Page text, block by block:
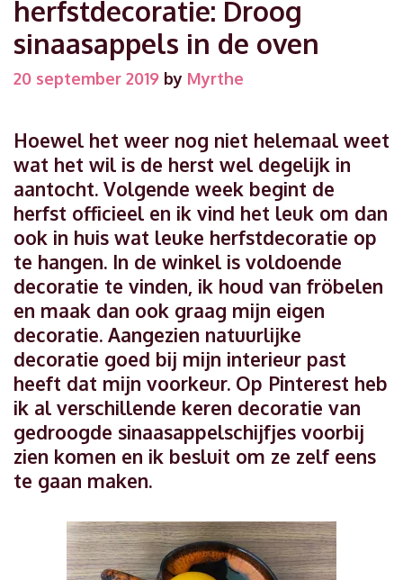
herfstdecoratie: Droog
sinaasappels in de oven
20 september 2019 by Myrthe
Hoewel het weer nog niet helemaal weet
wat het wil is de herst wel degelijk in
aantocht. Volgende week begint de
herfst officieel en ik vind het leuk om dan
ook in huis wat leuke herfstdecoratie op
te hangen. In de winkel is voldoende
decoratie te vinden, ik houd van fröbelen
en maak dan ook graag mijn eigen
decoratie. Aangezien natuurlijke
decoratie goed bij mijn interieur past
heeft dat mijn voorkeur. Op Pinterest heb
ik al verschillende keren decoratie van
gedroogde sinaasappelschijfjes voorbij
zien komen en ik besluit om ze zelf eens
te gaan maken.